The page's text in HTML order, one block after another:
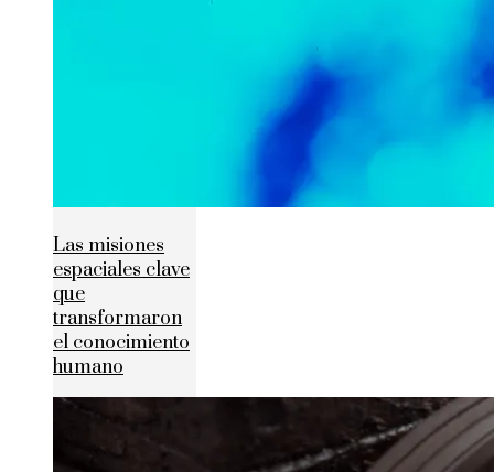
Las misiones
espaciales clave
que
transformaron
el conocimiento
humano